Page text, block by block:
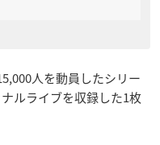
人を動員したシリー
ルライブを収録した1枚